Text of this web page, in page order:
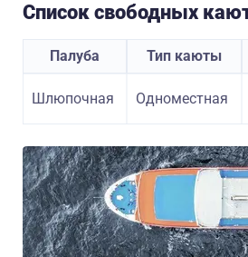
Список свободных
Палуба Тип каюты
Шлюпочная Одноместная